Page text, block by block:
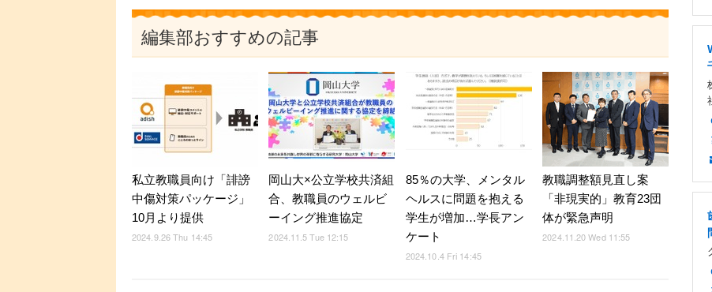
編集部おすすめの記事
私立教職員向け「誹謗
中傷対策パッケージ」
10月より提供
2024.9.26 Thu 14:45
岡山大×公立学校共済組
合、教職員のウェルビ
ーイング推進協定
2024.11.5 Tue 12:15
85％の大学、メンタル
ヘルスに問題を抱える
学生が増加…学長アン
ケート
2024.10.4 Fri 14:45
教職調整額見直し案
「非現実的」教育23団
体が緊急声明
2024.11.20 Wed 11:55